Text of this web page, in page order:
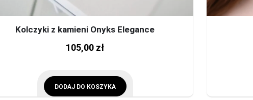
Kolczyki z kamieni Onyks Elegance
105,00 zł
DODAJ DO KOSZYKA